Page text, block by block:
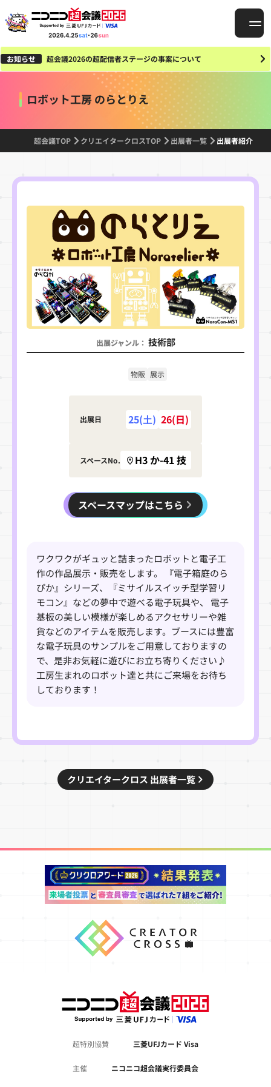
お知らせ 超会議2026の超配信者ステージの事案について
ロボット工房 のらとりえ
超会議TOP クリエイタークロスTOP 出展者一覧 出展者紹介
出展ジャンル： 技術部
物販 展示
出展日 25(土) 26(日)
スペースNo. H3 か-41 技
スペースマップはこちら
ワクワクがギュッと詰まったロボットと電子工
作の作品展示・販売をします。 『電子箱庭のら
ぴか』シリーズ、『ミサイルスイッチ型学習リ
モコン』などの夢中で遊べる電子玩具や、 電子
基板の美しい模様が楽しめるアクセサリーや雑
貨などのアイテムを販売します。ブースには豊富
な電子玩具のサンプルをご用意しておりますの
で、是非お気軽に遊びにお立ち寄りください♪
工房生まれのロボット達と共にご来場をお待ち
しております！
クリエイタークロス 出展者一覧
超特別協賛 三菱UFJカード Visa
主催 ニコニコ超会議実行委員会